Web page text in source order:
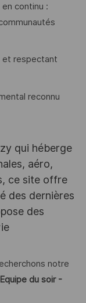
continu :
et respectant
reconnu
qui héberge
aéro,
ce site offre
des dernières
des
notre
du soir -